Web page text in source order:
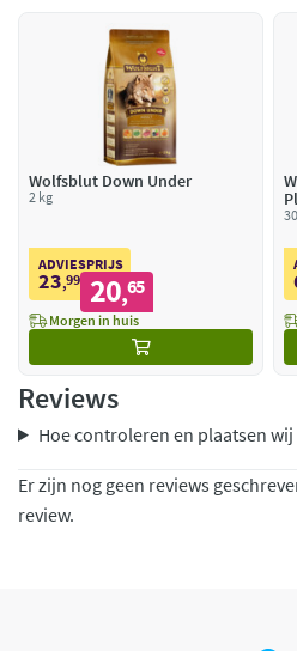
Wolfsblut Down Under
2 kg
ADVIESPRIJS
23,99 20,65
Morgen in huis
Reviews
Hoe controleren en plaatsen wij
Er zijn nog geen reviews
review.